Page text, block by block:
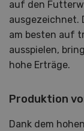
auf den
ausgezeichnet.
am besten auf
ausspielen,
hohe Erträge.
Produktion
Dank dem